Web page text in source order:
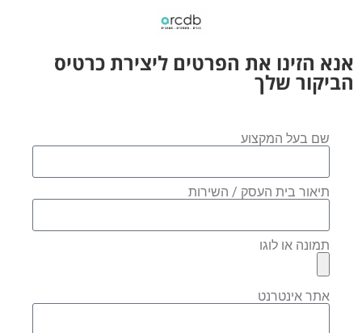
אנא הזינו את הפרטים ליצירת כרטיס
הביקור שלך
שם בעל המקצוע
תיאור בית העסק / השירות
תמונה או לוגו
אתר אינטרנט